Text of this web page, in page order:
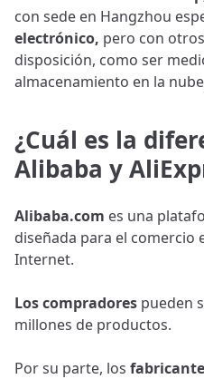
con sede en Hangzhou
electrónico, pero con
disposición, como ser
almacenamiento en la
¿Cuál es la
Alibaba y
Alibaba.com es una
diseñada para el comercio
Internet.
Los compradores pueden
millones de productos.
Por su parte, los